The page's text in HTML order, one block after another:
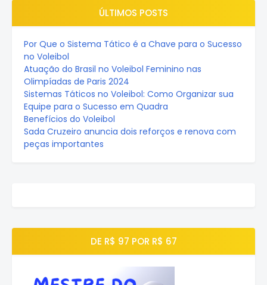
ÚLTIMOS POSTS
Por Que o Sistema Tático é a Chave para o Sucesso
no Voleibol
Atuação do Brasil no Voleibol Feminino nas
Olimpíadas de Paris 2024
Sistemas Táticos no Voleibol: Como Organizar sua
Equipe para o Sucesso em Quadra
Benefícios do Voleibol
Sada Cruzeiro anuncia dois reforços e renova com
peças importantes
DE R$ 97 POR R$ 67